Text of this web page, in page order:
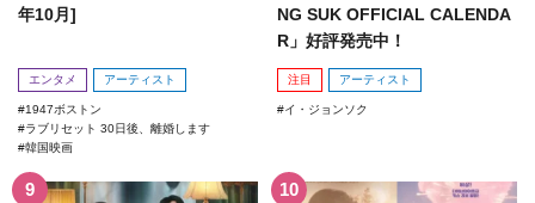
年10月]
エンタメ アーティスト
1947ボストン
ラブリセット 30日後、離婚します
韓国映画
NG SUK OFFICIAL CALENDA
R」好評発売中！
注目 アーティスト
イ・ジョンソク